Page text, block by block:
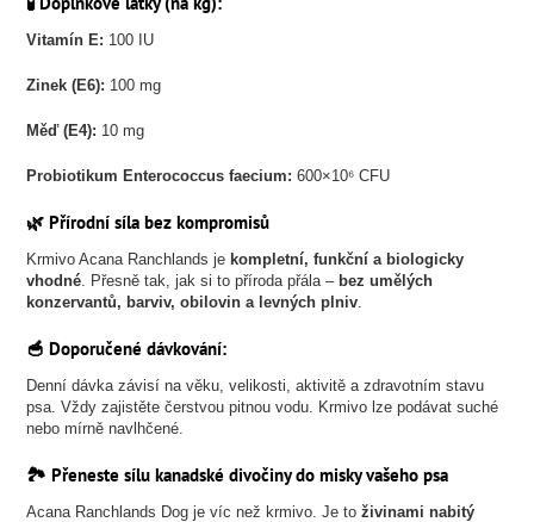
Vitamín E: 100 IU
Zinek (E6): 100 mg
Měď (E4): 10 mg
Probiotikum Enterococcus faecium: 600×10⁶ CFU
🌿 Přírodní síla bez kompromisů
Krmivo Acana Ranchlands je kompletní, funkční a biologicky
vhodné. Přesně tak, jak si to příroda přála – bez umělých
konzervantů, barviv, obilovin a levných plniv.
🥣 Doporučené dávkování:
Denní dávka závisí na věku, velikosti, aktivitě a zdravotním stavu
psa. Vždy zajistěte čerstvou pitnou vodu. Krmivo lze podávat suché
nebo mírně navlhčené.
🏞️ Přeneste sílu kanadské divočiny do misky vašeho psa
Acana Ranchlands Dog je víc než krmivo. Je toživinami nabitý